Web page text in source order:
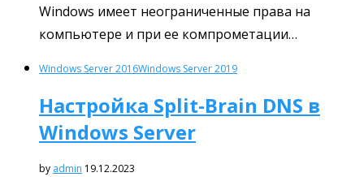
Windows имеет неограниченные права на
компьютере и при ее компрометации…
Windows Server 2016Windows Server 2019
Настройка Split-Brain DNS в
Windows Server
by admin 19.12.2023